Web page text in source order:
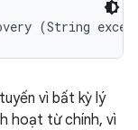
(String
vì bất kỳ lý
hoạt từ chính, vì